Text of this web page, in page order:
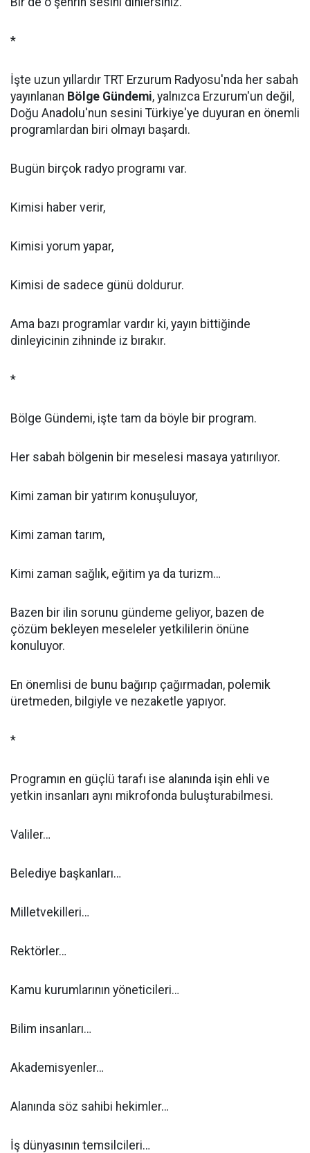
*
İşte uzun yıllardır TRT Erzurum Radyosu'nda her sabah
yayınlanan Bölge Gündemi, yalnızca Erzurum'un değil,
Doğu Anadolu'nun sesini Türkiye'ye duyuran en önemli
programlardan biri olmayı başardı.
Bugün birçok radyo programı var.
Kimisi haber verir,
Kimisi yorum yapar,
Kimisi de sadece günü doldurur.
Ama bazı programlar vardır ki, yayın bittiğinde
dinleyicinin zihninde iz bırakır.
*
Bölge Gündemi, işte tam da böyle bir program.
Her sabah bölgenin bir meselesi masaya yatırılıyor.
Kimi zaman bir yatırım konuşuluyor,
Kimi zaman tarım,
Kimi zaman sağlık, eğitim ya da turizm…
Bazen bir ilin sorunu gündeme geliyor, bazen de
çözüm bekleyen meseleler yetkililerin önüne
konuluyor.
En önemlisi de bunu bağırıp çağırmadan, polemik
üretmeden, bilgiyle ve nezaketle yapıyor.
*
Programın en güçlü tarafı ise alanında işin ehli ve
yetkin insanları aynı mikrofonda buluşturabilmesi.
Valiler…
Belediye başkanları…
Milletvekilleri…
Rektörler…
Kamu kurumlarının yöneticileri…
Bilim insanları…
Akademisyenler…
Alanında söz sahibi hekimler…
İş dünyasının temsilcileri…